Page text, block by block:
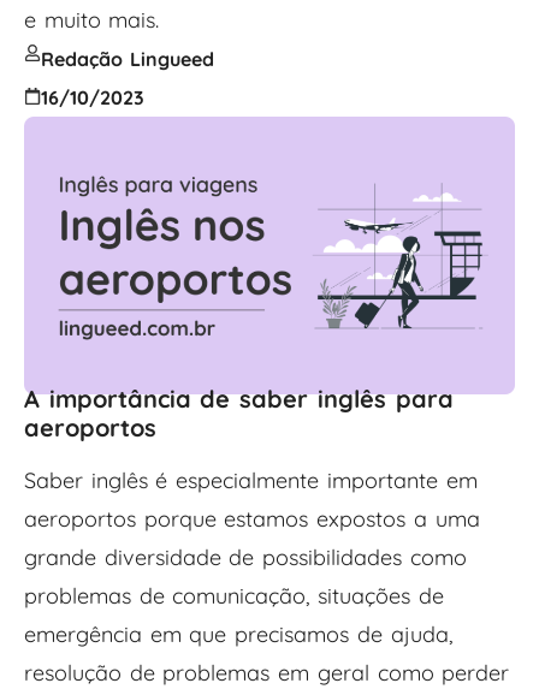
e muito mais.
Redação Lingueed
16/10/2023
A importância de saber inglês para
aeroportos
Saber inglês é especialmente importante em
aeroportos porque estamos expostos a uma
grande diversidade de possibilidades como
problemas de comunicação, situações de
emergência em que precisamos de ajuda,
resolução de problemas em geral como perder